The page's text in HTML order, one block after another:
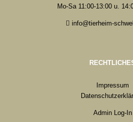
Mo-Sa 11:00-13:00 u.
info@tierheim-
Impressum
Admin Log-In